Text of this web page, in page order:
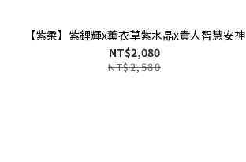
【紫柔】紫鋰輝x薰衣草紫水晶x貴人智慧安神
NT$2,080
NT$2,580